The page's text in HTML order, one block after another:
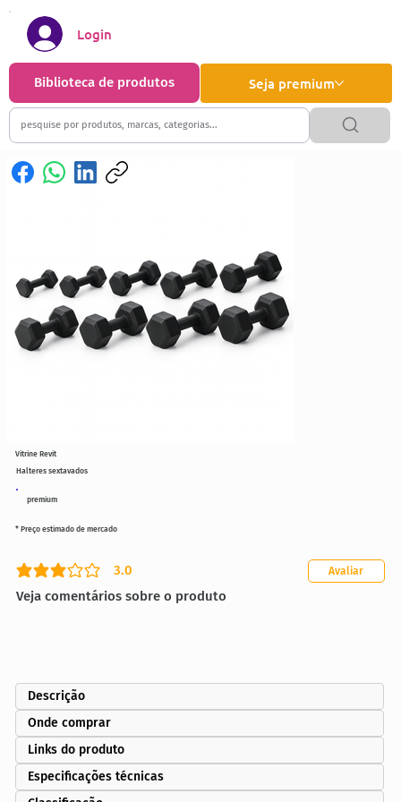
Seja premium
Biblioteca de produtos
Login
premium
Halteres sextavados
3.0
classificação média é 3 de 5
Veja comentários sobre o produto
Avaliar
* Preço estimado de mercado
Vitrine Revit
Descrição
Onde comprar
Links do produto
Especificações técnicas